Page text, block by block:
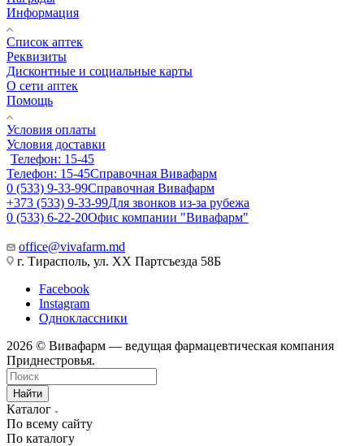
Информация
Список аптек
Реквизиты
Дисконтные и социальные карты
О сети аптек
Помощь
Условия оплаты
Условия доставки
Телефон: 15-45
Телефон: 15-45Справочная Вивафарм
0 (533) 9-33-99Справочная Вивафарм
+373 (533) 9-33-99Для звонков из-за рубежа
0 (533) 6-22-20Офис компании "Вивафарм"
office@vivafarm.md
г. Тирасполь, ул. ХХ Партсъезда 58Б
Facebook
Instagram
Одноклассники
2026 © Вивафарм — ведущая фармацевтическая компания
Приднестровья.
Найти
Каталог
По всему сайту
По каталогу